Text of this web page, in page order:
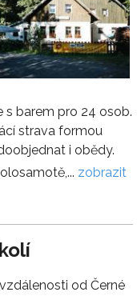
s barem pro 24 osob.
strava formou
i obědy.
zobrazit
od Černé